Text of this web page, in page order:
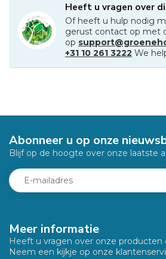
Heeft u vragen over
Of heeft u hulp nodig
gerust contact op met
op
+31 10 261 3222 We
Meer informatie
Heeft u vragen over onze producten
Neem een kijkje op onze
Abonneer u op onze
Blijf op de hoogte over onze laatste